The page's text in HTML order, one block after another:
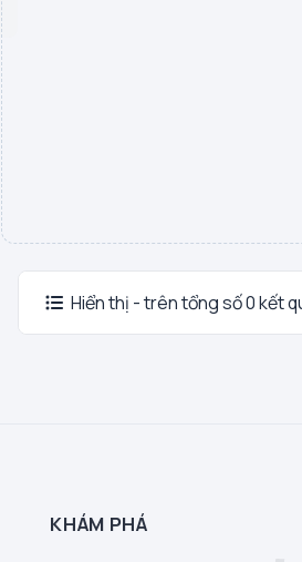
Hiển thị - trên tổng số 0 kết
KHÁM PHÁ